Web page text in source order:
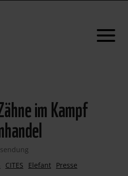
im Kampf
CITES Elefant Presse